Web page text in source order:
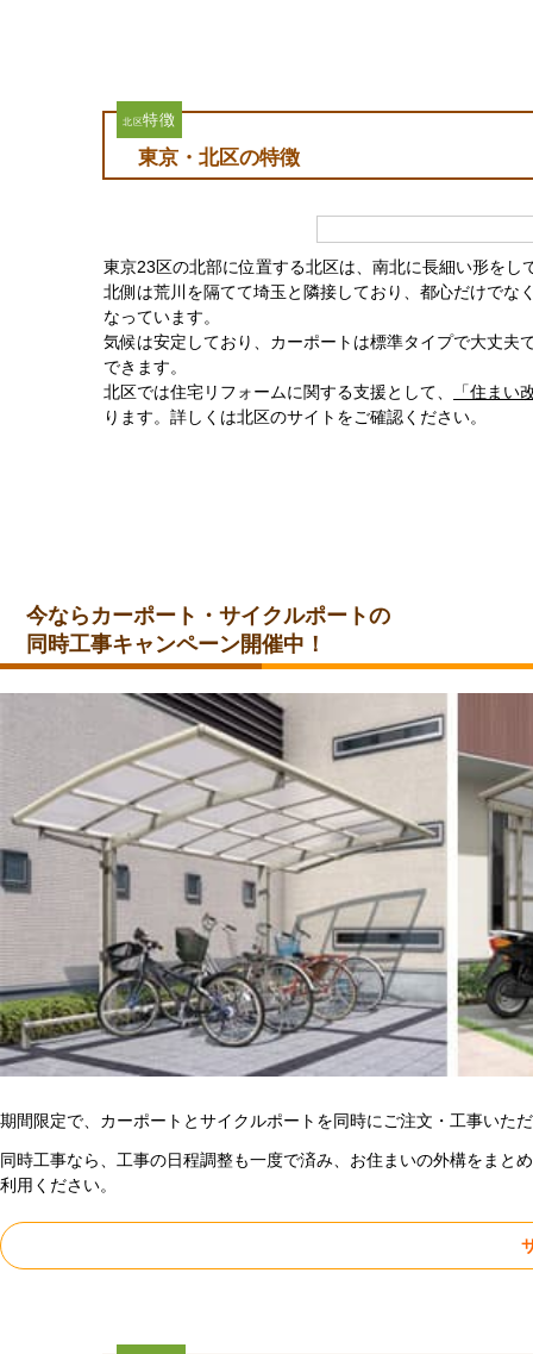
北区特徴
東京・北区の特徴
東京23区の北部に位置する北区は、南北に長細い形を
北側は荒川を隔てて埼玉と隣接しており、都心だけでな
なっています。
気候は安定しており、カーポートは標準タイプで大丈夫
できます。
北区では住宅リフォームに関する支援として、
「住まい
ります。詳しくは北区のサイトをご確認ください。
今ならカーポート・サイクルポートの
同時工事キャンペーン開催中！
期間限定で、カーポートとサイクルポートを同時にご注文・工事いた
同時工事なら、工事の日程調整も一度で済み、お住まいの外構をまと
利用ください。